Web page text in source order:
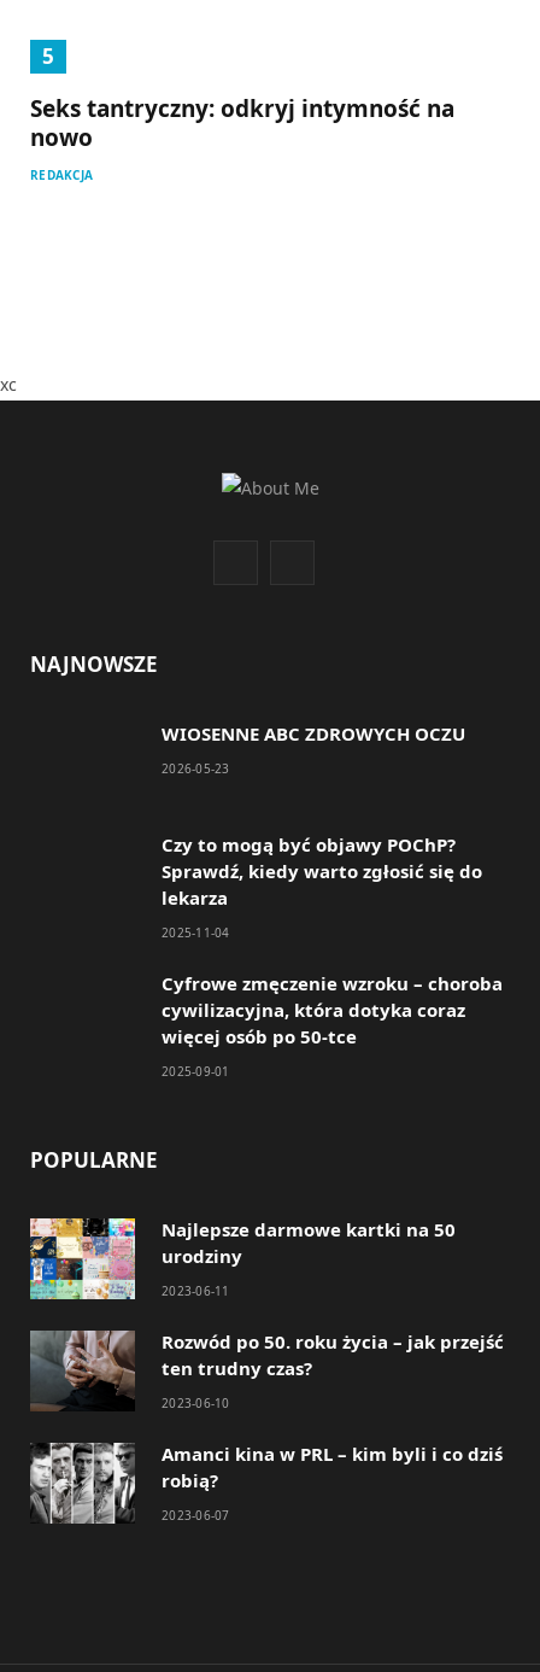
Seks tantryczny: odkryj intymność na
nowo
REDAKCJA
xc
b
k
a
a
NAJNOWSZE
WIOSENNE ABC ZDROWYCH OCZU
2026-05-23
Czy to mogą być objawy POChP?
Sprawdź, kiedy warto zgłosić się do
lekarza
2025-11-04
Cyfrowe zmęczenie wzroku – choroba
cywilizacyjna, która dotyka coraz
więcej osób po 50-tce
2025-09-01
POPULARNE
Najlepsze darmowe kartki na 50
urodziny
2023-06-11
Rozwód po 50. roku życia – jak przejść
ten trudny czas?
2023-06-10
Amanci kina w PRL – kim byli i co dziś
robią?
2023-06-07